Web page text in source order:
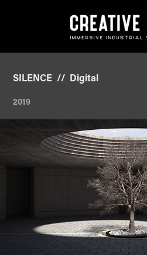
SILENCE  //  Digital
2019